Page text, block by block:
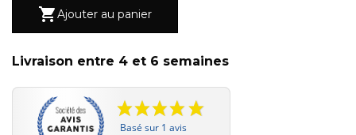
Ajouter au panier
Livraison entre 4 et 6 semaines
Basé sur 1 avis